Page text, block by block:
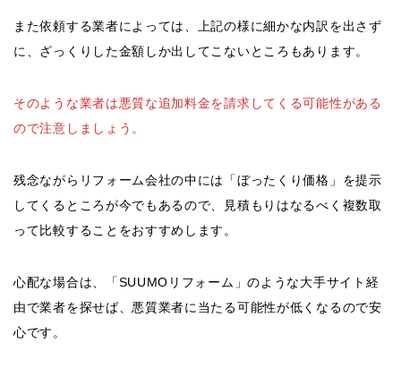
また依頼する業者によっては、上記の様に細かな内訳を出さず
に、ざっくりした金額しか出してこないところもあります。
そのような業者は悪質な追加料金を請求してくる可能性がある
ので注意しましょう。
残念ながらリフォーム会社の中には「ぼったくり価格」を提示
してくるところが今でもあるので、見積もりはなるべく複数取
って比較することをおすすめします。
心配な場合は、「SUUMOリフォーム」のような大手サイト経
由で業者を探せば、悪質業者に当たる可能性が低くなるので安
心です。